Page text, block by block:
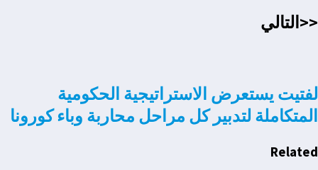
<<التالي
لفتيت يستعرض الاستراتيجية الحكومية
المتكاملة لتدبير كل مراحل محاربة وباء كورونا
Related